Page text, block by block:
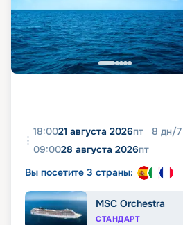
18:0021 августа 2026пт 8 дн/7
09:0028 августа 2026пт
Вы посетите 3 страны:
MSC Orchestra
СТАНДАРТ